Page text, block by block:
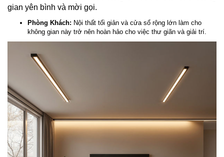
gian yên bình và mời gọi.
Phòng Khách: Nội thất tối giản và cửa sổ rộng lớn làm cho
không gian này trở nên hoàn hảo cho việc thư giãn và giải trí.